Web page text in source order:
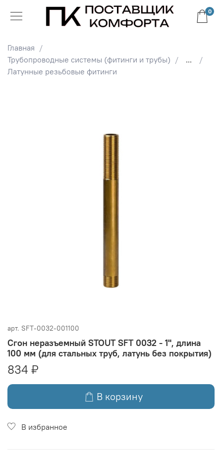
0
Главная
Трубопроводные системы (фитинги и трубы)
...
Латунные резьбовые фитинги
арт. SFT-0032-001100
Сгон неразъемный STOUT SFT 0032 - 1", длина
100 мм (для стальных труб, латунь без покрытия)
834 ₽
В корзину
В избранное